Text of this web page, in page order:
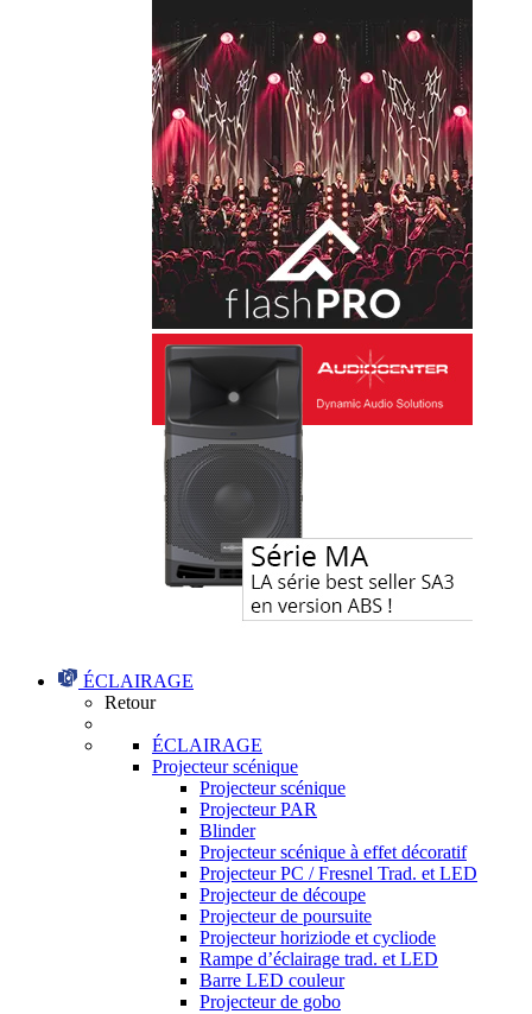
ÉCLAIRAGE
Retour
ÉCLAIRAGE
Projecteur scénique
Projecteur scénique
Projecteur PAR
Blinder
Projecteur scénique à effet décoratif
Projecteur PC / Fresnel Trad. et LED
Projecteur de découpe
Projecteur de poursuite
Projecteur horiziode et cycliode
Rampe d’éclairage trad. et LED
Barre LED couleur
Projecteur de gobo